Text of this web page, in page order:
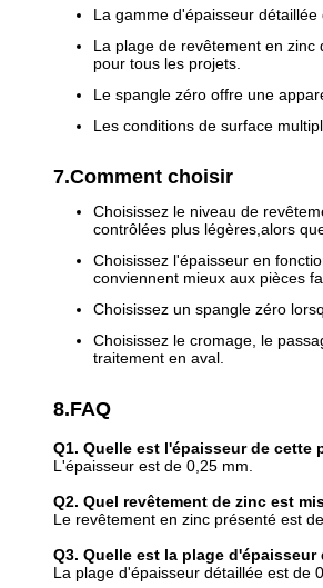
La gamme d'épaisseur
La plage de revêtement en
pour tous les projets.
Le spangle zéro offre une
Les conditions de surface
7.Comment choisir
Choisissez le niveau de
contrôlées plus légères,alors
Choisissez l'épaisseur en
conviennent mieux aux pièces
Choisissez un spangle zéro
Choisissez le cromage, le
traitement en aval.
8.FAQ
Q1. Quelle est l'épaisseur de cette
L'épaisseur est de 0,25 mm.
Q2. Quel revêtement de zinc est
Le revêtement en zinc présenté est
Q3. Quelle est la plage
La plage d'épaisseur détaillée est de